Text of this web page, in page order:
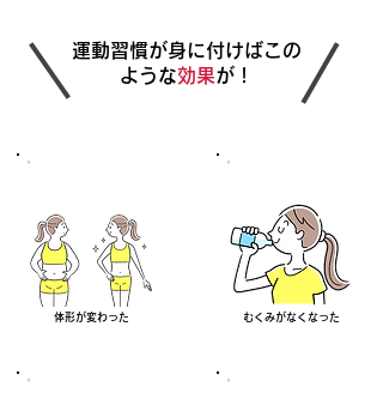
運動習慣が身に付けばこの
ような効果が！
体形が変わった むくみがなくなった